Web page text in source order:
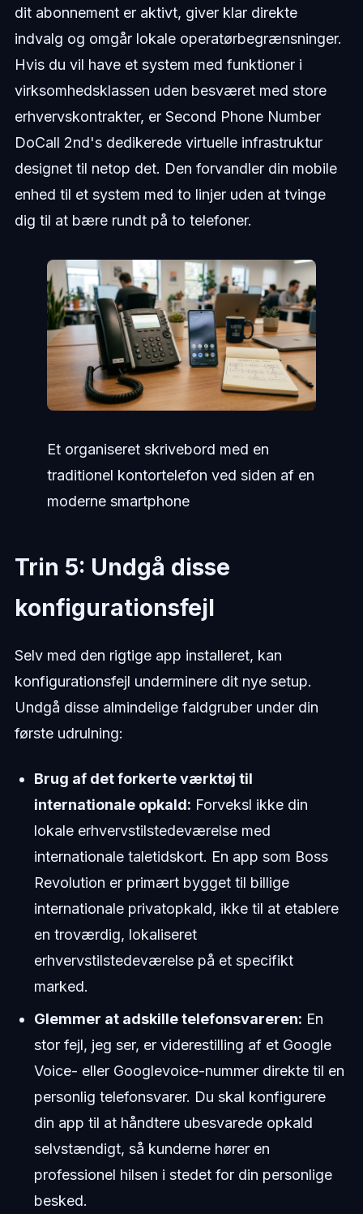
dit abonnement er aktivt, giver klar direkte
indvalg og omgår lokale operatørbegrænsninger.
Hvis du vil have et system med funktioner i
virksomhedsklassen uden besværet med store
erhvervskontrakter, er Second Phone Number
DoCall 2nd's dedikerede virtuelle infrastruktur
designet til netop det. Den forvandler din mobile
enhed til et system med to linjer uden at tvinge
dig til at bære rundt på to telefoner.
Et organiseret skrivebord med en
traditionel kontortelefon ved siden af en
moderne smartphone
Trin 5: Undgå disse
konfigurationsfejl
Selv med den rigtige app installeret, kan
konfigurationsfejl underminere dit nye setup.
Undgå disse almindelige faldgruber under din
første udrulning:
Brug af det forkerte værktøj til
internationale opkald: Forveksl ikke din
lokale erhvervstilstedeværelse med
internationale taletidskort. En app som Boss
Revolution er primært bygget til billige
internationale privatopkald, ikke til at etablere
en troværdig, lokaliseret
erhvervstilstedeværelse på et specifikt
marked.
Glemmer at adskille telefonsvareren: En
stor fejl, jeg ser, er viderestilling af et Google
Voice- eller Googlevoice-nummer direkte til en
personlig telefonsvarer. Du skal konfigurere
din app til at håndtere ubesvarede opkald
selvstændigt, så kunderne hører en
professionel hilsen i stedet for din personlige
besked.